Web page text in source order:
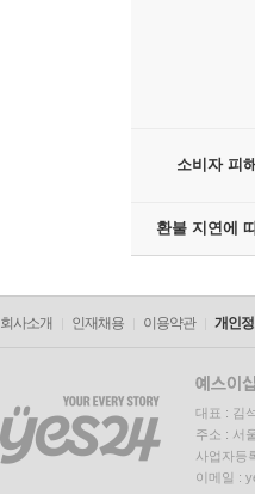
소비자 피
환불 지연에
회사소개 인재채용 이용약관 개인
대표 : 김
주소 : 서
사업자등
이메일 :